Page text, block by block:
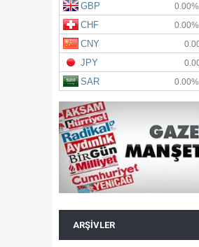
ARŞIVLER